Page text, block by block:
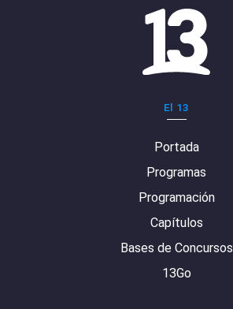
El 13
Portada
Programas
Programación
Capítulos
Bases de Concursos
13Go